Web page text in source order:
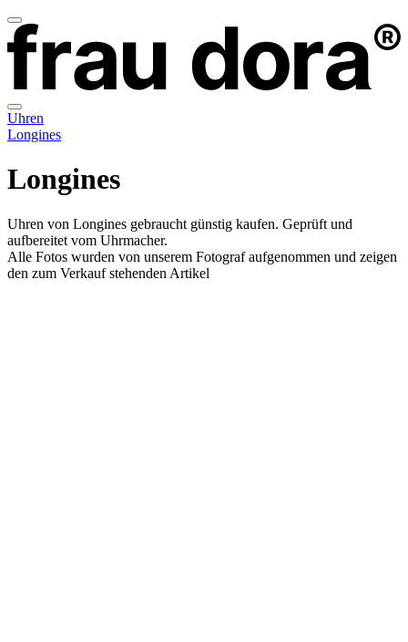
Uhren
Longines
Longines
Uhren von Longines gebraucht günstig kaufen. Geprüft und
aufbereitet vom Uhrmacher.
Alle Fotos wurden von unserem Fotograf aufgenommen und zeigen
den zum Verkauf stehenden Artikel